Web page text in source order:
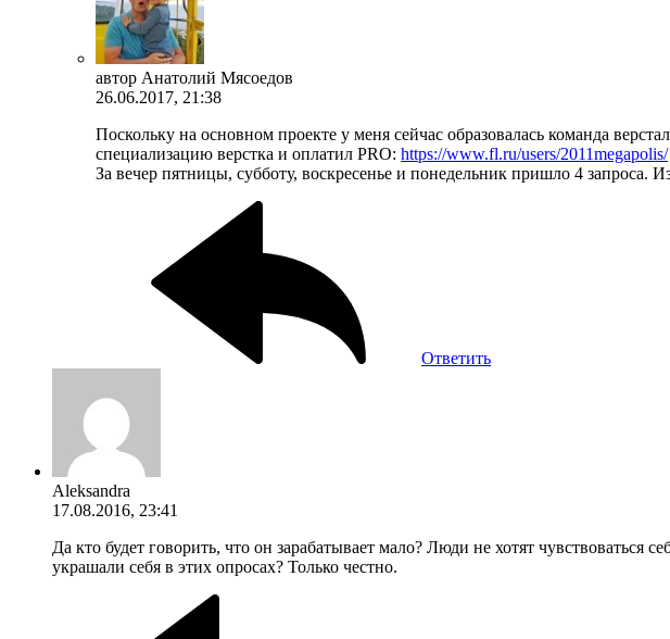
автор Анатолий Мясоедов
26.06.2017, 21:38
Поскольку на основном проекте у меня сейчас образовалась команда
специализацию верстка и оплатил PRO: https://www.fl.ru/users/2011megapolis/
За вечер пятницы, субботу, воскресенье и понедельник пришло 4 запроса.
Ответить
Aleksandra
17.08.2016, 23:41
Да кто будет говорить, что он зарабатывает мало? Люди не хотят чувствоваться
украшали себя в этих опросах? Только честно.